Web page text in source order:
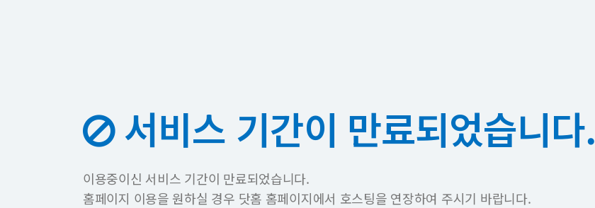
서비스 기간이 만료되었습니다.
이용중이신 서비스 기간이 만료되었습니다.
홈페이지 이용을 원하실 경우 닷홈 홈페이지에서 호스팅을 연장하여 주시기 바랍니다.